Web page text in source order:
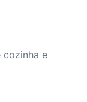
cozinha e